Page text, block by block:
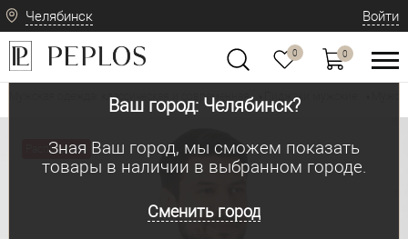
Челябинск
Ваш город: Челябинск?
Зная Ваш город, мы сможем показать
товары в наличии в выбранном городе.
Сменить город
Войти
0 0
Мужская одежда: классическая и современная Пиджаки мужские
Распродажа